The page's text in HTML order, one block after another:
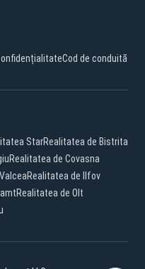
Cod de conduită
StarRealitatea de Bistrita
Realitatea de Covasna
Realitatea de Ilfov
Realitatea de Olt